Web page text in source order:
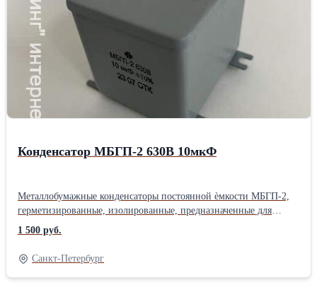
Конденсатор МБГП-2 630В 10мкФ
Металлобумажные конденсаторы постоянной ѐмкости МБГП-2,
герметизированные, изолированные, предназначенные для
работы в цепях постоянного и пульсирующего
токов. Конструктивно конденсаторы представляют собой
стальной прямоугольный корпус, герметизированный пайкой, с
лепестковыми выводами. Существует три варианта исполнения
по способу крепления конденсаторов: * МБГП-1 – крепление за
1 500 руб.
Санкт-Петербург